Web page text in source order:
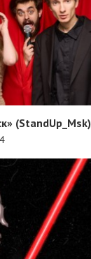
(StandUp_Msk)
4